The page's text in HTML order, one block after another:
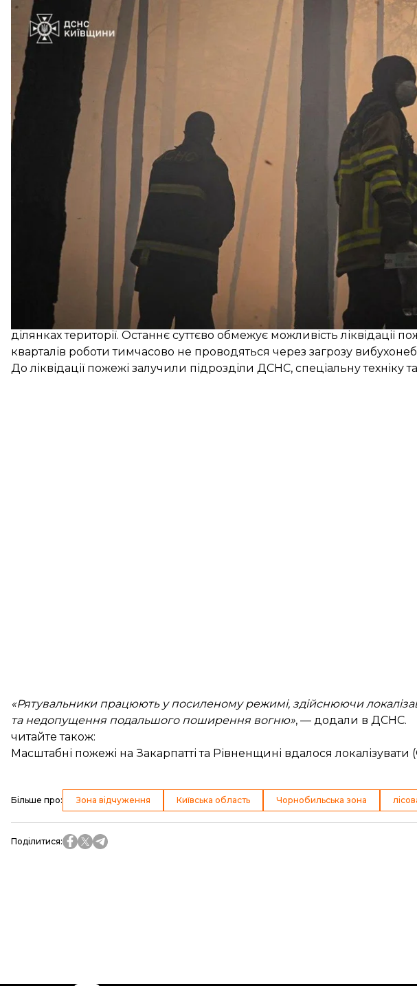
Рятувальники гасять лісову пожежу в Зоні
У Чорнобильській зоні на Київщині рятувальники гасять масштабну
понад 1100 га.
Про це
повідомили
Через сильні пориви вітру вогонь стрімко поширюється територією,
лісового масиву. Зараз орієнтовна площа пожежі вже становить понад
Окрім того, ситуацію ускладнюють суха погода, сильний вітер та
ділянках території. Останнє суттєво обмежує можливість ліквідації
кварталів роботи тимчасово не проводяться через загрозу
До ліквідації пожежі залучили підрозділи ДСНС, спеціальну техніку
«Рятувальники працюють у посиленому режимі, здійснюючи
та недопущення подальшого поширення вогню», — додали в ДСНС.
читайте також:
Масштабні пожежі на Закарпатті та Рівненщині вдалося
Більше про: Зона відчуження Київська область Чорнобильська зона
Поділитися: